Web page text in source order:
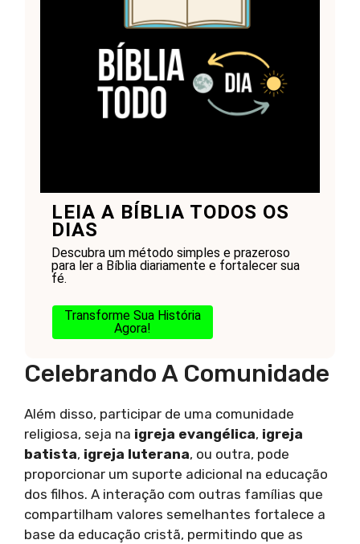
LEIA A BÍBLIA TODOS OS
DIAS
Descubra um método simples e prazeroso
para ler a Bíblia diariamente e fortalecer sua
fé.
Transforme Sua História
Agora!
Celebrando A Comunidade
Além disso, participar de uma comunidade
religiosa, seja na igreja evangélica, igreja
batista, igreja luterana, ou outra, pode
proporcionar um suporte adicional na educação
dos filhos. A interação com outras famílias que
compartilham valores semelhantes fortalece a
base da educação cristã, permitindo que as